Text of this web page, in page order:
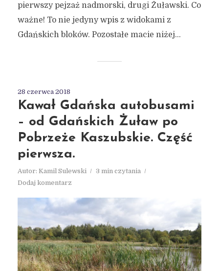
pierwszy pejzaż nadmorski, drugi Żuławski. Co
ważne! To nie jedyny wpis z widokami z
Gdańskich bloków. Pozostałe macie niżej...
28 czerwca 2018
Kawał Gdańska autobusami
– od Gdańskich Żuław po
Pobrzeże Kaszubskie. Część
pierwsza.
Autor: Kamil Sulewski
3 min czytania
Dodaj komentarz